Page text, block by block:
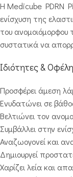
Η Medicube PDRN
ενίσχυση της
του ανομοιόμορφου
συστατικά να
Ιδιότητες & Οφέλη
Προσφέρει άμεση
Ενυδατώνει σε
Βελτιώνει τον
Συμβάλλει στην
Αναζωογονεί και
Δημιουργεί
Χαρίζει λεία και